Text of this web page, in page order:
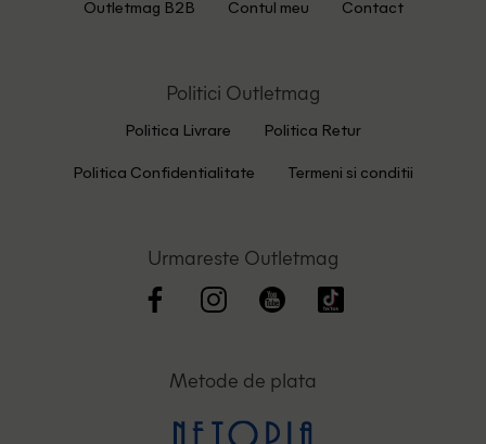
Outletmag B2B Contul meu Contact
Politici Outletmag
Politica Livrare Politica Retur
Politica Confidentialitate Termeni si conditii
Urmareste Outletmag
Metode de plata